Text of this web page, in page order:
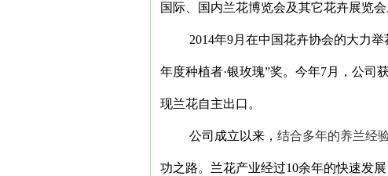
国际、国内兰花博览会及其它花卉展览
2014年9月在中国花卉协会的大力
年度种植者·银玫瑰”奖。今年7月，公司
现兰花自主出口。
公司成立以来， 结合多年的养兰经
功之路。兰花产业经过10余年的快速发